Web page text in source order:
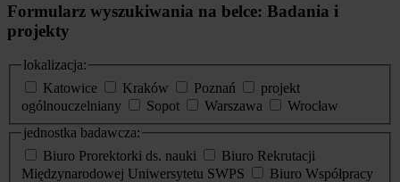
Formularz wyszukiwania na belce: Badania i
projekty
lokalizacja:
Katowice
Kraków Poznań
projekt
ogólnouczelniany
Sopot Warszawa
Wrocław
jednostka badawcza:
Biuro Prorektorki ds. nauki
Biuro Rekrutacji
Międzynarodowej Uniwersytetu SWPS
Biuro Współpracy